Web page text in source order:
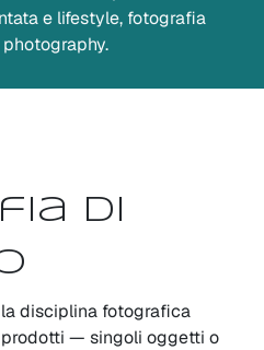
e lifestyle, fotografia
di
disciplina fotografica
— singoli oggetti o